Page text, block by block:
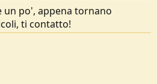
un po', appena tornano
ti contatto!